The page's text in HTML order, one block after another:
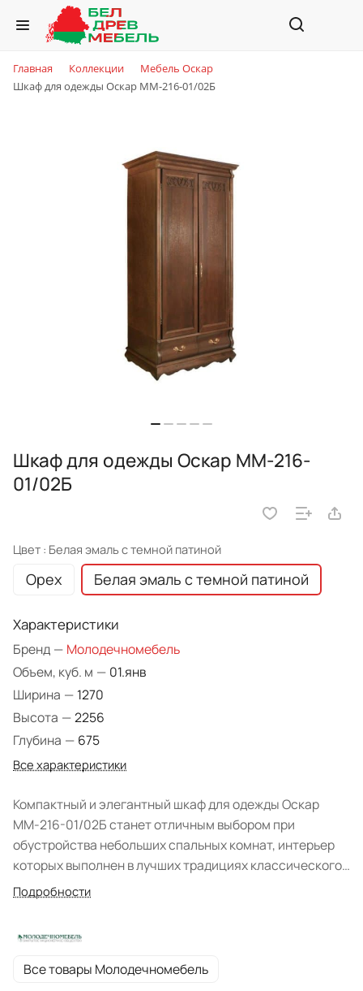
Главная Коллекции
Мебель Оскар
Шкаф для одежды Оскар ММ-216-01/02Б
Шкаф для одежды Оскар ММ-216-
01/02Б
Цвет : Белая эмаль с темной патиной
Орех Белая эмаль с темной патиной
Характеристики
Бренд — Молодечномебель
Объем, куб. м — 01.янв
Ширина — 1270
Высота —2256
Глубина — 675
Все характеристики
Компактный и элегантный шкаф для одежды Оскар
ММ-216-01/02Б станет отличным выбором при
обустройства небольших спальных комнат, интерьер
которых выполнен в лучших традициях классического
стиля. Модель изготовлена из массива дуба, при
оценено сторонниками натуральных материалов и
экологичности. Шкаф отличается, что характерно для
Подробности
Все товары Молодечномебель